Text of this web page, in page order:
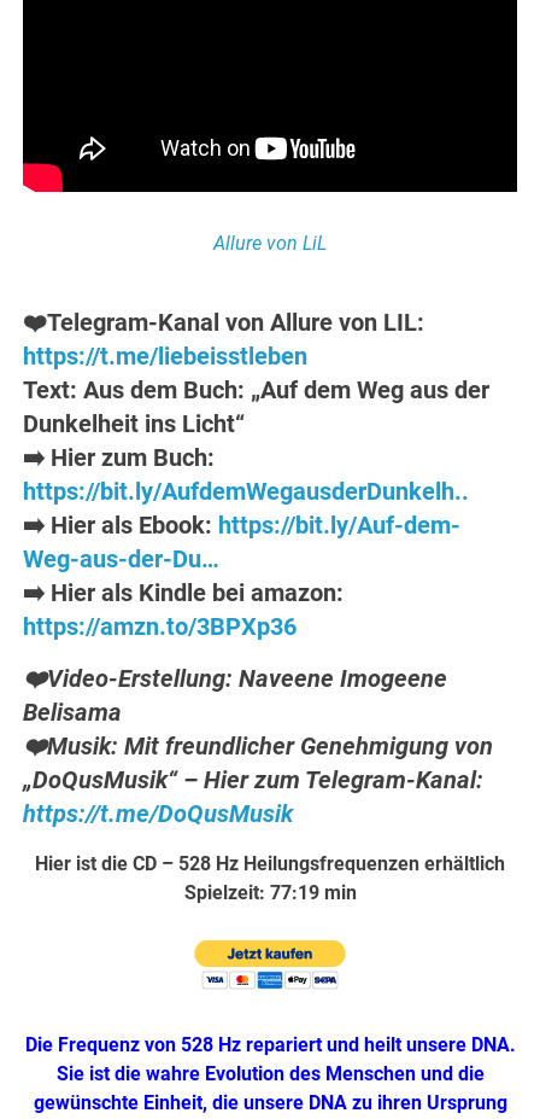
Allure von LiL
❤️Telegram-Kanal von Allure von LIL:
https://t.me/liebeisstleben
Text: Aus dem Buch: „Auf dem Weg aus der
Dunkelheit ins Licht“
➡️ Hier zum Buch:
https://bit.ly/AufdemWegausderDunkelh..
➡️ Hier als Ebook: https://bit.ly/Auf-dem-
Weg-aus-der-Du…
➡️ Hier als Kindle bei amazon:
https://amzn.to/3BPXp36
❤️Video-Erstellung: Naveene Imogeene
Belisama
❤️Musik: Mit freundlicher Genehmigung von
„DoQusMusik“ – Hier zum Telegram-Kanal:
https://t.me/DoQusMusik
Hier ist die CD – 528 Hz Heilungsfrequenzen erhältlich
Spielzeit: 77:19 min
Die Frequenz von 528 Hz repariert und heilt unsere DNA.
Sie ist die wahre Evolution des Menschen und die
gewünschte Einheit, die unsere DNA zu ihren Ursprung